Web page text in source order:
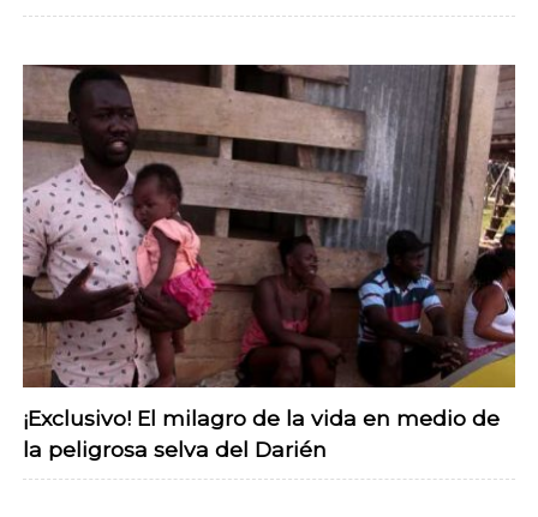
¡Exclusivo! El milagro de la vida en medio de
la peligrosa selva del Darién